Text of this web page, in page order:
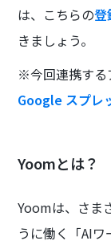
は、こちらの登
きましょう。
※今回連携する
Google スプレ
Yoomとは？
Yoomは、さま
うに働く「AI